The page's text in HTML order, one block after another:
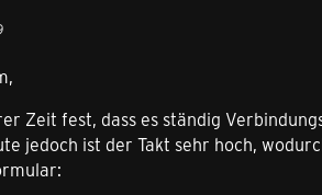
Zeit fest, dass es ständig
jedoch ist der Takt sehr hoch,